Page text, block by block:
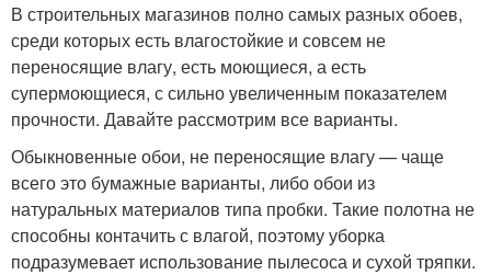
В строительных магазинов полно самых разных обоев,
среди которых есть влагостойкие и совсем не
переносящие влагу, есть моющиеся, а есть
супермоющиеся, с сильно увеличенным показателем
прочности. Давайте рассмотрим все варианты.
Обыкновенные обои, не переносящие влагу — чаще
всего это бумажные варианты, либо обои из
натуральных материалов типа пробки. Такие полотна не
способны контачить с влагой, поэтому уборка
подразумевает использование пылесоса и сухой тряпки.